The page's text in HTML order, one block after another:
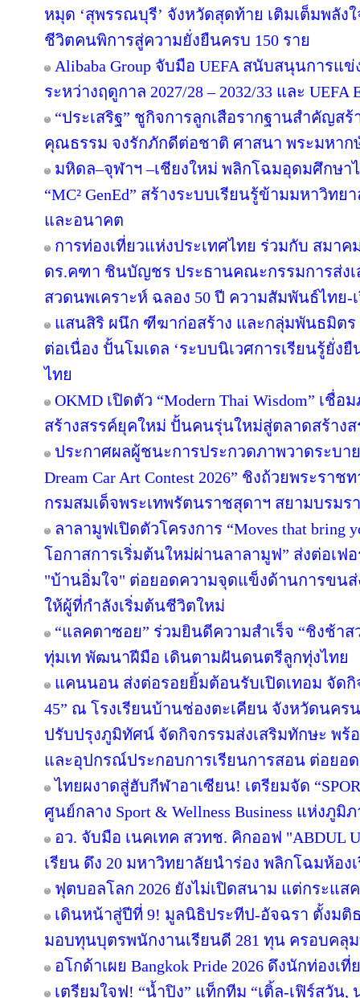
หมุด ‘สุพรรณบุรี’ จังหวัดสุดท้าย เติมเต็มพลัง
ชีวิตคนพิการสู่ความยั่งยืนครบ 150 ราย
Alibaba Group จับมือ UEFA สนับสนุนการ
ระหว่างฤดูกาล 2027/28 – 2032/33 และ UEFA
“ประเสริฐ” ชูกิจการลูกเสือรากฐานสำคัญส
คุณธรรม จงรักภักดีต่อชาติ ศาสนา พระมหาก
มหิดล–จุฬาฯ –เชียงใหม่ พลิกโฉมอุดมศึกษา
“MC² GenEd” สร้างระบบเรียนรู้ข้ามมหาวิ
และอนาคต
การท่องเที่ยวแห่งประเทศไทย ร่วมกับ สมาค
ดร.คฑา ชินบัญชร ประธานคณะกรรมการส่ง
สวดนพเคราะห์ ฉลอง 50 ปี ความสัมพันธ์ไทย-
แสนสิริ ผนึก ฑีฆาก่อสร้าง และกลุ่มพันธมิตร
ต่อเนื่อง ปั้นโมเดล ‘ระบบนิเวศการเรียนรู้ยั่
ไทย
OKMD เปิดตัว “Modern Thai Wisdom” เชื่
สร้างสรรค์ยุคใหม่ ปั้นคนรุ่นใหม่สู่ตลาดสร้างส
ประกาศผลผู้ชนะการประกวดภาพวาดระบา
Dream Car Art Contest 2026” ชิงถ้วยพระรา
กรมสมเด็จพระเทพรัตนราชสุดาฯ สยามบรมร
ลาลามูฟเปิดตัวโครงการ “Moves that bring
โอกาสการเริ่มต้นใหม่ผ่านลาลามูฟ” ส่งต่อเฟ
"บ้านอิ่มใจ" ต่อยอดความจุดแข็งด้านการขน
ให้ผู้ที่กำลังเริ่มต้นชีวิตใหม่
“แลคตาซอย” ร่วมยินดีความสำเร็จ “ชิงช้าส
ทุ่มเท พัฒนาฝีมือ เดินตามฝันดนตรีลูกทุ่งไทย
แคนนอน ส่งต่อรอยยิ้มต้อนรับเปิดเทอม จัดกิจ
45” ณ โรงเรียนบ้านช่องตะเคียน จังหวัดนค
ปรับปรุงภูมิทัศน์ จัดกิจกรรมส่งเสริมทักษะ พร้
และอุปกรณ์ประกอบการเรียนการสอน ต่อยอ
ไทยผงาดสู่ฮับกีฬาอาเซียน! เตรียมจัด
ศูนย์กลาง Sport & Wellness Business แห่งภูมิ
อว. จับมือ เนคเทค สวทช. คิกออฟ "ABDUL
เรียน ดึง 20 มหาวิทยาลัยนำร่อง พลิกโฉมห้อง
ฟุตบอลโลก 2026 ยังไม่เปิดสนาม แต่กระแส
เดินหน้าสู่ปีที่ 9! มูลนิธิประทีป-อัจฉรา ตั้งมติ
มอบทุนบุตรพนักงานเรียนดี 281 ทุน ครอบคลุ
อโกด้าเผย Bangkok Pride 2026 ดึงนักท่องเ
เตรียมใจฟู! “น้ำปิง” แท็กทีม “เติ้ล-เฟิร์สวัน